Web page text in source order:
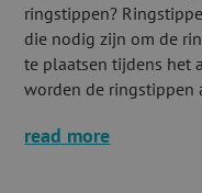
ringstippen?
die nodig zijn om de
te plaatsen tijdens het
worden de ringstippen
read more